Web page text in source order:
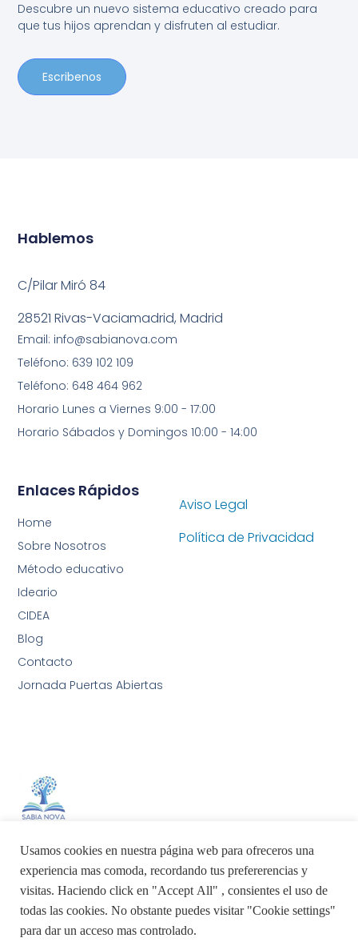
Descubre un nuevo sistema educativo creado para
que tus hijos aprendan y disfruten al estudiar.
Escribenos
Aviso Legal
Política de Privacidad
Enlaces Rápidos
Home
Sobre Nosotros
Método educativo
Ideario
CIDEA
Blog
Contacto
Jornada Puertas Abiertas
Hablemos
C/Pilar Miró 84
28521 Rivas-Vaciamadrid, Madrid
Email: info@sabianova.com
Teléfono: 639 102 109
Teléfono: 648 464 962
Horario Lunes a Viernes 9:00 - 17:00
Horario Sábados y Domingos 10:00 - 14:00
Usamos cookies en nuestra página web para ofreceros una
experiencia mas comoda, recordando tus prefererencias y
visitas. Haciendo click en "Accept All" , consientes el uso de
todas las cookies. No obstante puedes visitar "Cookie settings"
para dar un acceso mas controlado.